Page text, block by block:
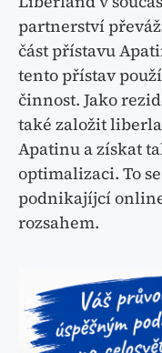
partnerství
část přístavu
tento přístav
činnost. Jako
také založit
Apatinu a získat
optimalizaci. To
podnikajíjcí
rozsahem.